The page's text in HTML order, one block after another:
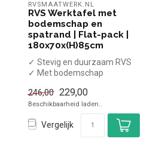
RVSMAATWERK.NL
RVS Werktafel met
bodemschap en
spatrand | Flat-pack |
180x70x(H)85cm
✓ Stevig en duurzaam RVS
✓ Met bodemschap
✓ Verstelbare poten
...
246,00 229,00
Beschikbaarheid laden..
Vergelijk